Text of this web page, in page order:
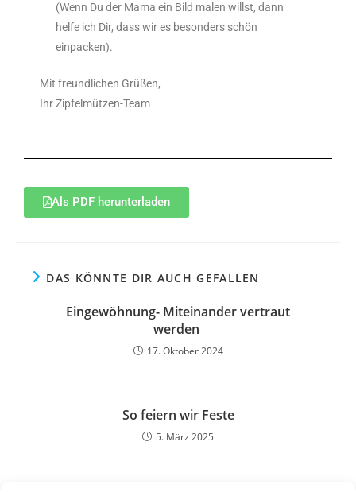
(Wenn Du der Mama ein Bild malen willst, dann
helfe ich Dir, dass wir es besonders schön
einpacken).
Mit freundlichen Grüßen,
Ihr Zipfelmützen-Team
Als PDF herunterladen
DAS KÖNNTE DIR AUCH GEFALLEN
Eingewöhnung- Miteinander vertraut
werden
17. Oktober 2024
So feiern wir Feste
5. März 2025